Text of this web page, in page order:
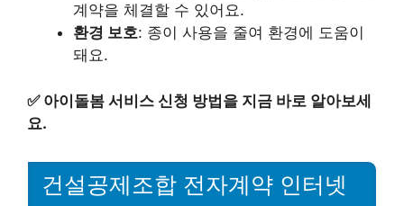
계약을 체결할 수 있어요.
환경 보호: 종이 사용을 줄여 환경에 도움이
돼요.
✅ 아이돌봄 서비스 신청 방법을 지금 바로 알아보세
요.
건설공제조합 전자계약 인터넷